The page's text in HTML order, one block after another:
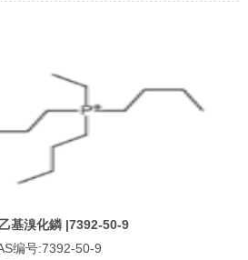
基溴化鏻 |7392-50-9
编号:7392-50-9